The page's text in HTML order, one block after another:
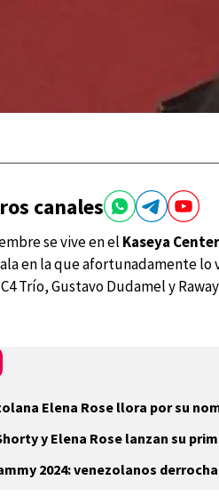
canales
se vive en el Kaseya
en la que afortunadamente
Trío, Gustavo Dudamel y
Elena Rose llora por su
y Elena Rose lanzan su
2024: venezolanos